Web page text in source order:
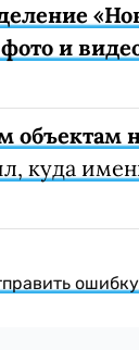
и
объектам
куда
ошибку